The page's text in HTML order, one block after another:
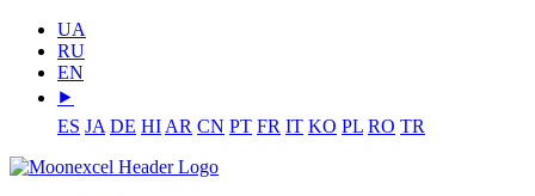
UA
RU
EN
⯈
ES JA DE HI AR CN PT FR IT KO PL RO TR